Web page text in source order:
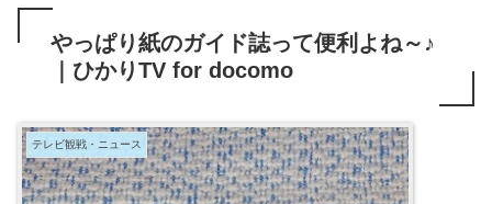
やっぱり紙のガイド誌って便利よね～♪
｜ひかりTV for docomo
テレビ観戦・ニュース